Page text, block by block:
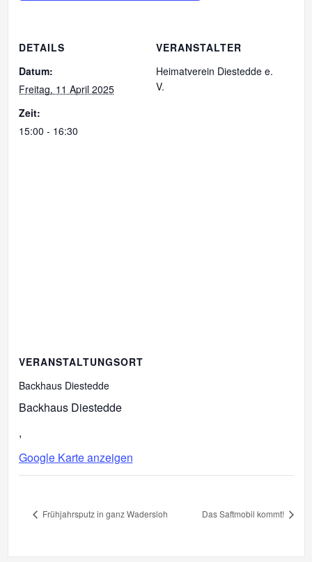
DETAILS
Datum:
Freitag, 11 April 2025
Zeit:
15:00 - 16:30
VERANSTALTER
Heimatverein Diestedde e.
V.
VERANSTALTUNGSORT
Backhaus Diestedde
Backhaus Diestedde
,
Google Karte anzeigen
Frühjahrsputz in ganz Wadersloh Das Saftmobil kommt!